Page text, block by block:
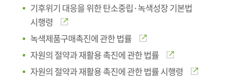
기후위기 대응을 위한 탄소중립·녹색성장 기본법
시행령
녹색제품구매촉진에 관한 법률
자원의 절약과 재활용 촉진에 관한 법률
자원의 절약과 재활용 촉진에 관한 법률 시행령